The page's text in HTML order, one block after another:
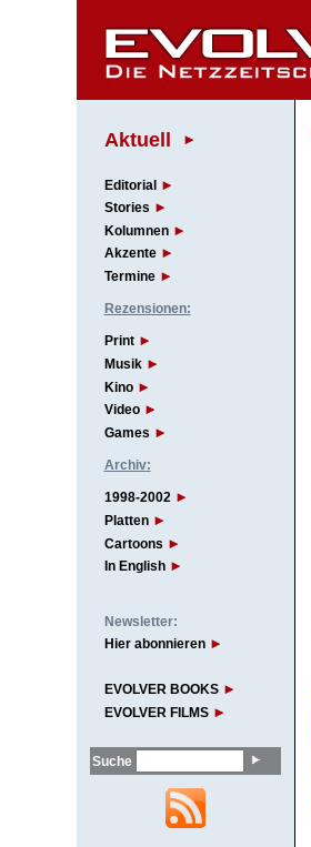
Aktuell
Editorial
Stories
Kolumnen
Akzente
Termine
Rezensionen:
Print
Musik
Kino
Video
Games
Archiv:
1998-2002
Platten
Cartoons
In English
Newsletter:
Hier abonnieren
EVOLVER BOOKS
EVOLVER FILMS
Suche